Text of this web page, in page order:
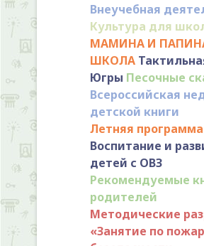
Внеучебная
Культура для
МАМИНА И
ШКОЛА
Югры Песочные
Всероссийская
детской книги
Летняя
Воспитание и
детей с ОВЗ
Рекомендуемые
родителей
Методические
«Занятие по